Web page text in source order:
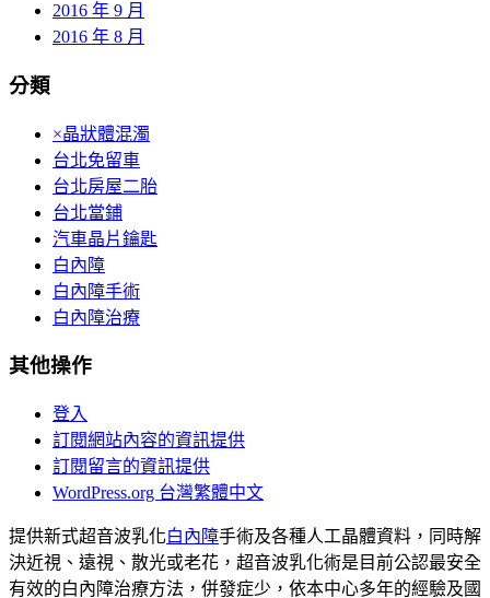
2016 年 9 月
2016 年 8 月
分類
×晶狀體混濁
台北免留車
台北房屋二胎
台北當鋪
汽車晶片鑰匙
白內障
白內障手術
白內障治療
其他操作
登入
訂閱網站內容的資訊提供
訂閱留言的資訊提供
WordPress.org 台灣繁體中文
提供新式超音波乳化白內障手術及各種人工晶體資料，同時解
決近視、遠視、散光或老花，超音波乳化術是目前公認最安全
有效的白內障治療方法，併發症少，依本中心多年的經驗及國